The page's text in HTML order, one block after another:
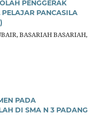
PENGGERAK
PANCASILA
BASARIAH BASARIAH,
PADA
DI SMA N 3 PADANG